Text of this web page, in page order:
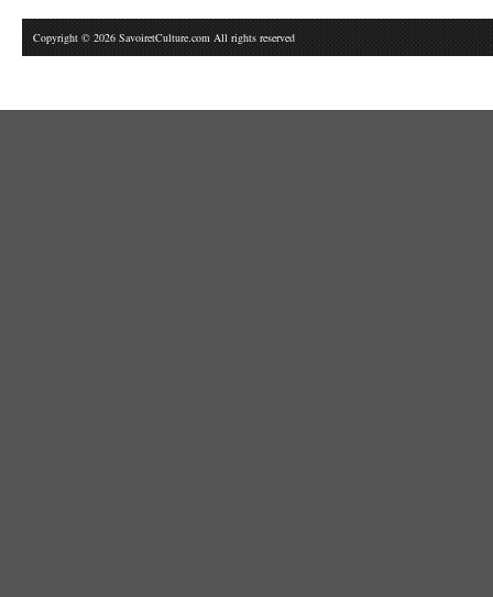
Copyright © 2026 SavoiretCulture.com All rights reserved